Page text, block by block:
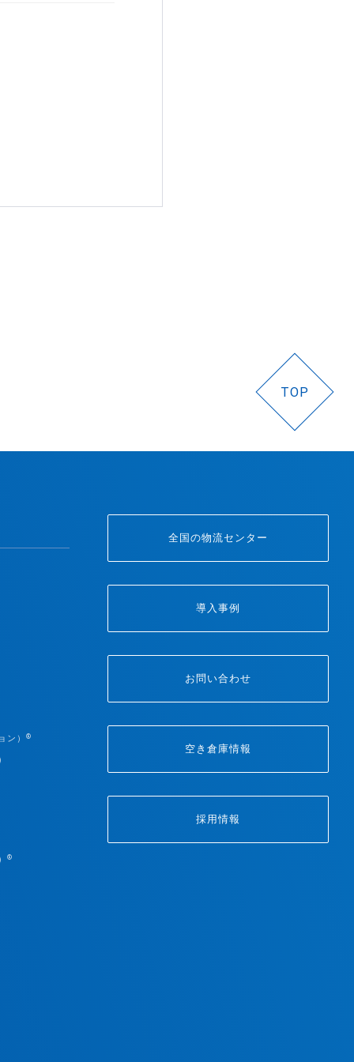
TOP
ン） ®
®
全国の物流センター
導入事例
お問い合わせ
空き倉庫情報
採用情報